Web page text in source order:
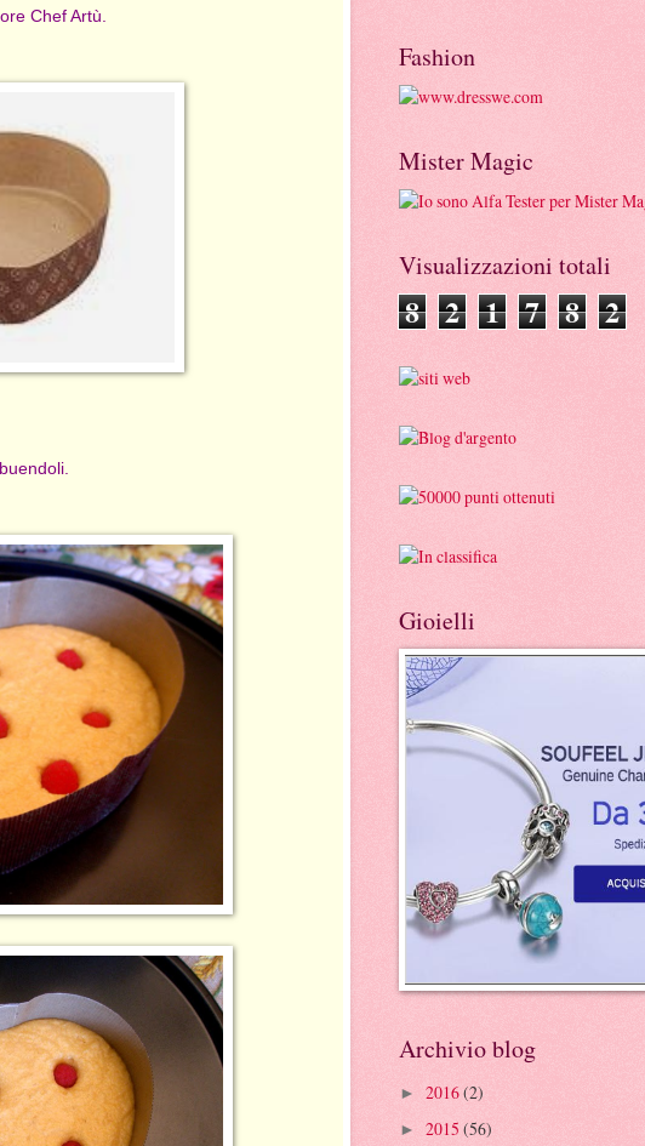
Chef Artù.
Fashion
Mister Magic
Visualizzazioni totali
8 2 1 7 8 2
Gioielli
Archivio blog
► 2016(2)
► 2015 (56)